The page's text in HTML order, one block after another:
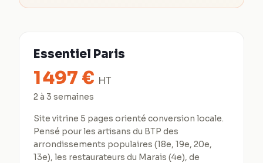
Essentiel Paris
1 497 € HT
2 à 3 semaines
Site vitrine 5 pages orienté conversion locale.
Pensé pour les artisans du BTP des
arrondissements populaires (18e, 19e, 20e,
13e), les restaurateurs du Marais (4e), de